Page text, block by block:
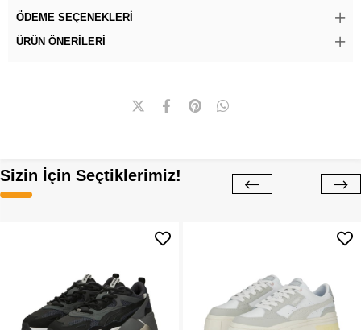
ÖDEME SEÇENEKLERI
ÜRÜN ÖNERILERI
Sizin İçin Seçtiklerimiz!